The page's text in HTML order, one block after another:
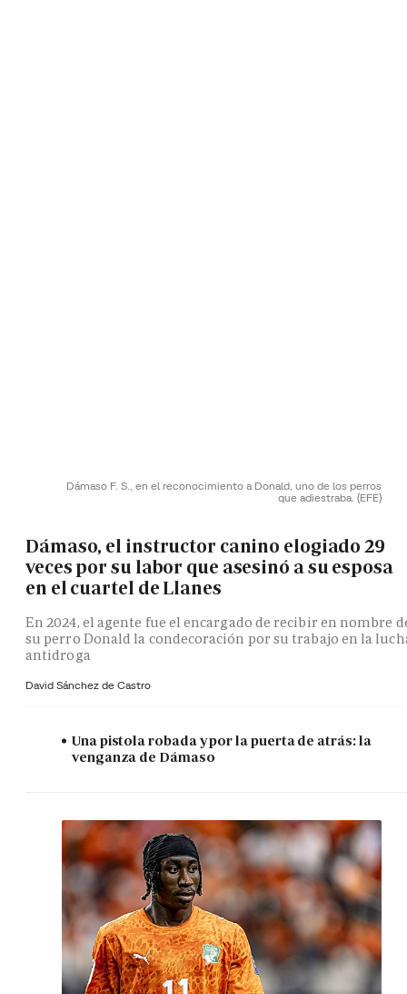
Dámaso F. S., en el reconocimiento a Donald, uno de los perros
que adiestraba. (EFE)
Dámaso, el instructor canino elogiado 29
veces por su labor que asesinó a su esposa
en el cuartel de Llanes
En 2024, el agente fue el encargado de recibir en nombre
su perro Donald la condecoración por su trabajo en la
antidroga
David Sánchez de Castro
Una pistola robada y por la puerta de atrás: la
venganza de Dámaso